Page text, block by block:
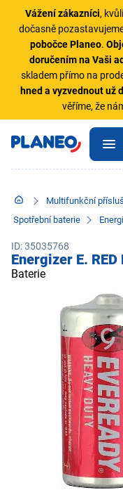
Vážení zákazníci,
dočasně
pobočce Planeo.
doručením na Vaši
skladem přímo na
hned a vyzvednout už
věříme, že
Multifunkční
Spotřební baterie
ID: 35035768
Energizer E.
Baterie